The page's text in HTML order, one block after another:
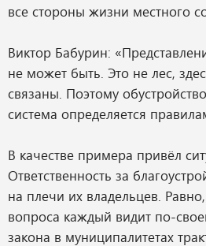
все стороны жизни местного
Виктор Бабурин:
не может быть. Это не лес,
связаны. Поэтому
система определяется
В качестве примера привёл
Ответственность за
на плечи их владельцев.
вопроса каждый видит по-
закона в муниципалитетах